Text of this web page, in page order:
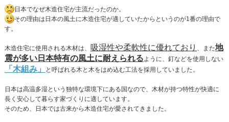
日本でなぜ木造住宅が主流だったのか。
その理由は日本の風土に木造住宅が適していたからというのが1番の理由で
す。
木造住宅に使用される木材は、 吸湿性や柔軟性に優れており 、また地
震が多い日本特有の風土に耐えられる ように、釘などを使用しない
「木組み」 と呼ばれる木と木をはめ込む工法を採用していました。
日本は高温多湿という独特な環境下にある国なので、木材が持つ特性が快適に
長く安心して暮らす家づくりに適しています。
そのため、日本では古来から木造住宅が愛されてきました。